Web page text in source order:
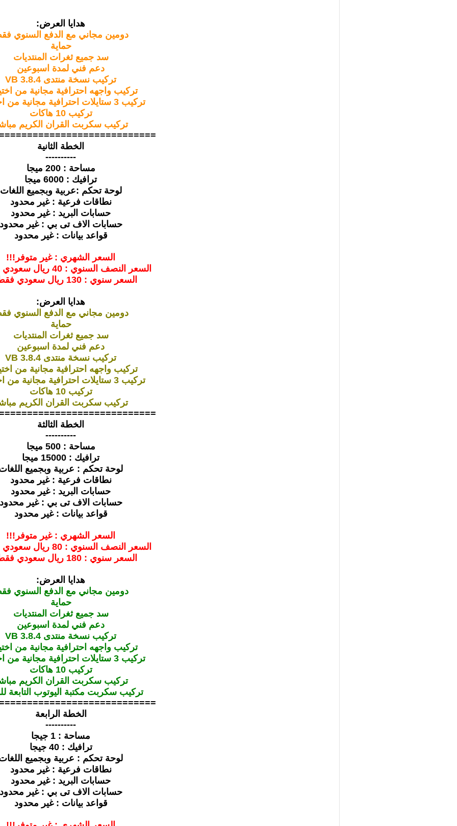
هدايا العرض:
دومين مجاني مع الدفع السنوي
حماية
سد جميع ثغرات المنتديات
دعم فني لمدة اسبوعين
تركيب نسخة منتدى VB 3.8.4
تركيب واجهه احترافية مجانية من
تركيب 3 ستايلات احترافية مجانية من اختيارك
تركيب 10 هاكات
تركيب سكربت القران الكريم
الخطة الثانية
----------
مساحة : 200 ميجا
ترافيك : 6000 ميجا
لوحة تحكم :عربية وبجميع اللغات
نطاقات فرعية : غير محدود
حسابات البريد : غير محدود
حسابات الاف تى بي : غير محدود
قواعد بيانات : غير محدود
السعر الشهري : غير متوفر!!!
السعر النصف السنوي : 40 ريال سعودي فقط !!!
السعر سنوي : 130 ريال سعودي فقط !!!
هدايا العرض:
دومين مجاني مع الدفع السنوي
حماية
سد جميع ثغرات المنتديات
دعم فني لمدة اسبوعين
تركيب نسخة منتدى VB 3.8.4
تركيب واجهه احترافية مجانية من
تركيب 3 ستايلات احترافية مجانية من اختيارك
تركيب 10 هاكات
تركيب سكربت القران الكريم
الخطة الثالثة
----------
مساحة : 500 ميجا
ترافيك : 15000 ميجا
لوحة تحكم : عربية وبجميع
نطاقات فرعية : غير محدود
حسابات البريد : غير محدود
حسابات الاف تى بي : غير محدود
قواعد بيانات : غير محدود
السعر الشهري : غير متوفر!!!
السعر النصف السنوي : 80 ريال سعودي فقط !!!
السعر سنوي : 180 ريال سعودي فقط !!!
هدايا العرض:
دومين مجاني مع الدفع السنوي
حماية
سد جميع ثغرات المنتديات
دعم فني لمدة اسبوعين
تركيب نسخة منتدى VB 3.8.4
تركيب واجهه احترافية مجانية من
تركيب 3 ستايلات احترافية مجانية من اختيارك
تركيب 10 هاكات
تركيب سكربت القران الكريم
تركيب سكربت مكتبة اليوتوب التابعة
الخطة الرابعة
----------
مساحة : 1 جيجا
ترافيك : 40 جيجا
لوحة تحكم : عربية وبجميع
نطاقات فرعية : غير محدود
حسابات البريد : غير محدود
حسابات الاف تى بي : غير محدود
قواعد بيانات : غير محدود